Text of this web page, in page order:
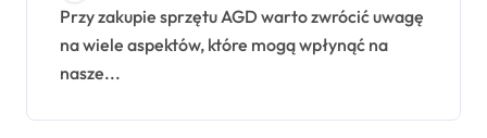
Przy zakupie sprzętu AGD warto zwrócić uwagę
na wiele aspektów, które mogą wpłynąć na
nasze...